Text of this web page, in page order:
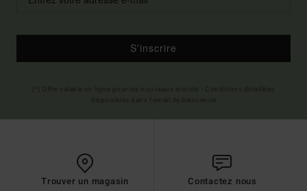
S'inscrire
Trouver un magasin Contactez nous